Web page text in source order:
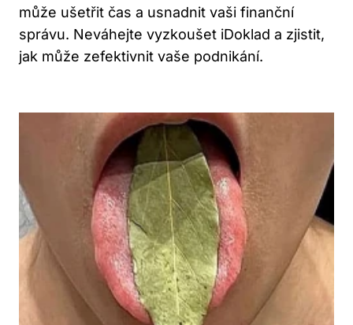
může ušetřit čas a usnadnit vaši finanční
správu. Neváhejte vyzkoušet iDoklad a zjistit,
jak může zefektivnit vaše podnikání.